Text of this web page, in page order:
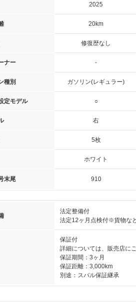
2025
20km
修復歴なし
ナー -
種別 ガソリン(レギュラー)
定モデル ○
右
5枚
ホワイト
末尾 910
法定整備付
法定12ヶ月点検付※貨物な
保証付
詳細については、販売店に
保証期間：3ヶ月
保証距離：3,000km
別途：スバル保証継承